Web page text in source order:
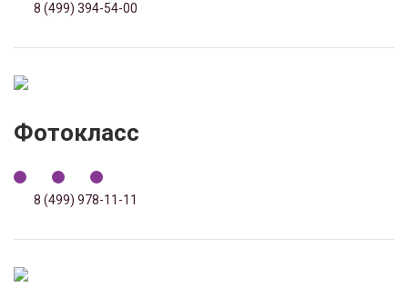
8 (499) 394-54-00
Фотокласс
8 (499) 978-11-11